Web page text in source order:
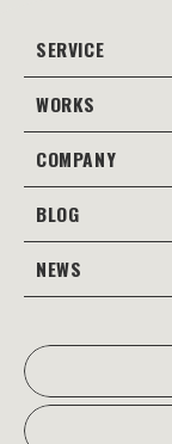
SERVICE
サービス案内
コンサルティング
Webサイト制作
Web広告･SEO対策
WORKS
制作事例
Web
グラフィック
COMPANY
会社案内
当社の強み
理念・経営戦略
会社沿革
BLOG
JOTOブログ
NEWS